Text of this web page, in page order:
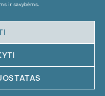
ir savybėms.
reserved.